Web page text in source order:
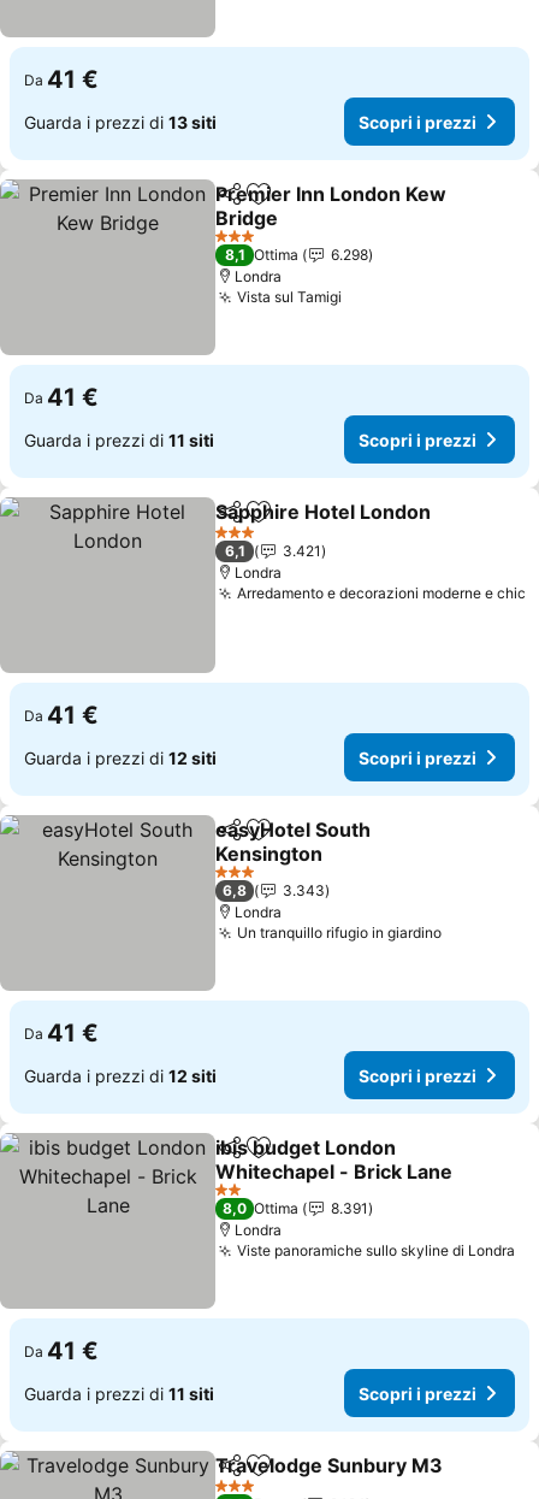
Da 41 €
Guarda i prezzi di 13 siti Scopri i prezzi
CondividiAggiungi ai preferiti
Premier Inn London Kew
Bridge
Scopri i prezzi
3 Stelle
8,1 Ottima
6.298
Londra
Vista sul Tamigi
Da 41 €
Guarda i prezzi di 11 siti Scopri i prezzi
CondividiAggiungi ai preferiti
Sapphire Hotel London
3 Stelle
6,1
3.421
Londra
Arredamento e decorazioni moderne e chic
Da 41 €
Guarda i prezzi di 12 siti Scopri i prezzi
CondividiAggiungi ai preferiti
easyHotel South
Kensington
Scopri i prezzi
3 Stelle
6,8
3.343
Londra
Un tranquillo rifugio in giardinoScopri i
Da 41 €
Guarda i prezzi di 12 siti Scopri i prezzi
CondividiAggiungi ai preferiti
ibis budget London
Whitechapel - Brick Lane
Scopri i prezzi
2 Stelle
8,0 Ottima
8.391
Londra
Viste panoramiche sullo skyline di Londra
Da 41 €
Guarda i prezzi di 11 siti Scopri i prezzi
CondividiAggiungi ai preferiti
Travelodge Sunbury M3
3 Stelle